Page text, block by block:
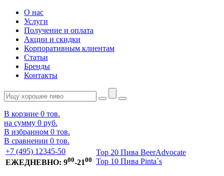
О нас
Услуги
Получение и оплата
Акции и скидки
Корпоративным клиентам
Статьи
Бренды
Контакты
В корзине 0 тов.
на сумму 0 руб.
В избранном 0 тов.
В сравнении 0 тов.
+7 (495) 12345-50
ЕЖЕДНЕВНО: 900-2100
Top 20 Пива BeerAdvocate
Top 10 Пива Pinta`s